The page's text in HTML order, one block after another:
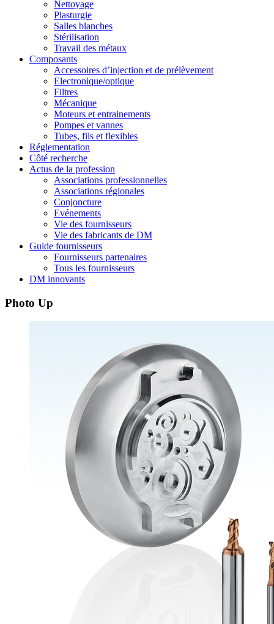
Nettoyage
Plasturgie
Salles blanches
Stérilisation
Travail des métaux
Composants
Accessoires d’injection et de prélèvement
Electronique/optique
Filtres
Mécanique
Moteurs et entrainements
Pompes et vannes
Tubes, fils et flexibles
Réglementation
Côté recherche
Actus de la profession
Associations professionnelles
Associations régionales
Conjoncture
Evénements
Vie des fournisseurs
Vie des fabricants de DM
Guide fournisseurs
Fournisseurs partenaires
Tous les fournisseurs
DM innovants
Photo Up